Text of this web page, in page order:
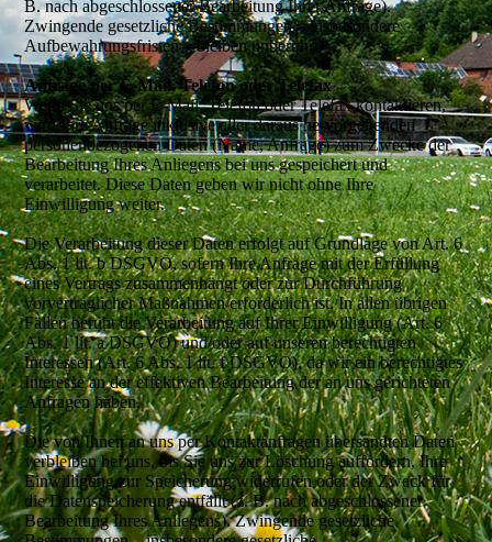
B. nach abgeschlossener Bearbeitung Ihrer Anfrage).
Zwingende gesetzliche Bestimmungen – insbesondere
Aufbewahrungsfristen – bleiben unberührt.
Anfrage per E-Mail, Telefon oder Telefax
Wenn Sie uns per E-Mail, Telefon oder Telefax kontaktieren,
wird Ihre Anfrage inklusive aller daraus hervorgehenden
personenbezogenen Daten (Name, Anfrage) zum Zwecke der
Bearbeitung Ihres Anliegens bei uns gespeichert und
verarbeitet. Diese Daten geben wir nicht ohne Ihre
Einwilligung weiter.
Die Verarbeitung dieser Daten erfolgt auf Grundlage von Art. 6
Abs. 1 lit. b DSGVO, sofern Ihre Anfrage mit der Erfüllung
eines Vertrags zusammenhängt oder zur Durchführung
vorvertraglicher Maßnahmen erforderlich ist. In allen übrigen
Fällen beruht die Verarbeitung auf Ihrer Einwilligung (Art. 6
Abs. 1 lit. a DSGVO) und/oder auf unseren berechtigten
Interessen (Art. 6 Abs. 1 lit. f DSGVO), da wir ein berechtigtes
Interesse an der effektiven Bearbeitung der an uns gerichteten
Anfragen haben.
Die von Ihnen an uns per Kontaktanfragen übersandten Daten
verbleiben bei uns, bis Sie uns zur Löschung auffordern, Ihre
Einwilligung zur Speicherung widerrufen oder der Zweck für
die Datenspeicherung entfällt (z. B. nach abgeschlossener
Bearbeitung Ihres Anliegens). Zwingende gesetzliche